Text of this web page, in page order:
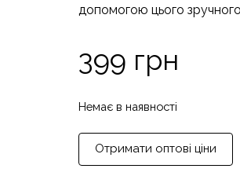
допомогою цього
399 грн
Немає в наявності
Отримати оптові ціни